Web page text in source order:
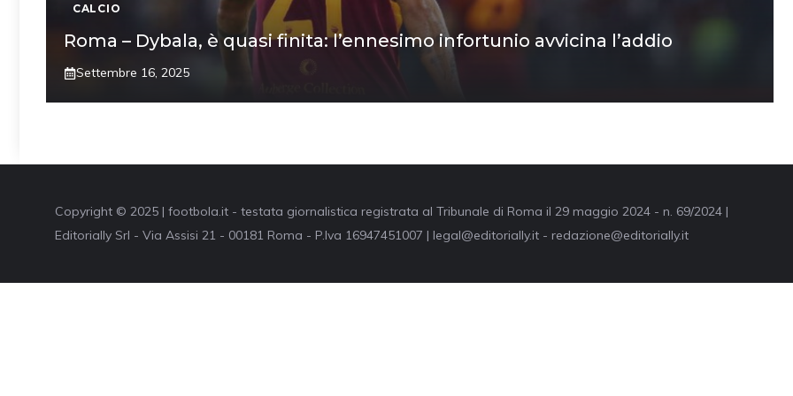
CALCIO
Roma – Dybala, è quasi finita: l’ennesimo infortunio avvicina l’addio
Settembre 16, 2025
Copyright © 2025 | footbola.it - testata giornalistica registrata al Tribunale di Roma il 29 maggio 2024 - n. 69/2024 |
Editorially Srl - Via Assisi 21 - 00181 Roma - P.Iva 16947451007 | legal@editorially.it - redazione@editorially.it